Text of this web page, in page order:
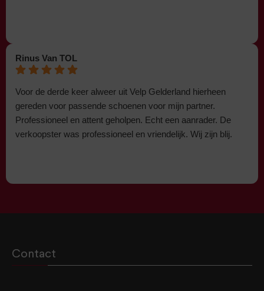
Rinus Van TOL
Voor de derde keer alweer uit Velp Gelderland hierheen
gereden voor passende schoenen voor mijn partner.
Professioneel en attent geholpen. Echt een aanrader. De
verkoopster was professioneel en vriendelijk. Wij zijn blij.
Contact